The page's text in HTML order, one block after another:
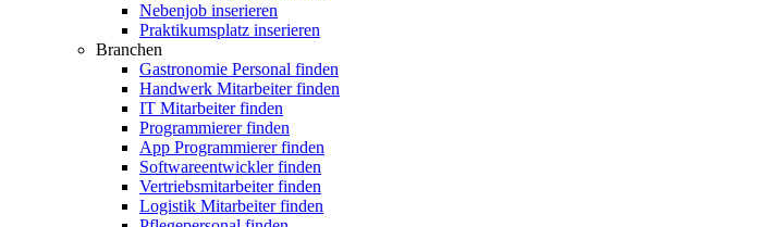
Nebenjob inserieren
Praktikumsplatz inserieren
Branchen
Gastronomie Personal finden
Handwerk Mitarbeiter finden
IT Mitarbeiter finden
Programmierer finden
App Programmierer finden
Softwareentwickler finden
Vertriebsmitarbeiter finden
Logistik Mitarbeiter finden